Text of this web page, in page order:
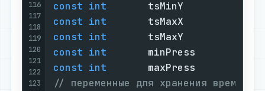
116
117
118
119
120
121
122
123
const int
tsMinY
const int
tsMaxX
const int
tsMaxY
const int
minPress
const int
maxPress
// переменные для хранения времени,